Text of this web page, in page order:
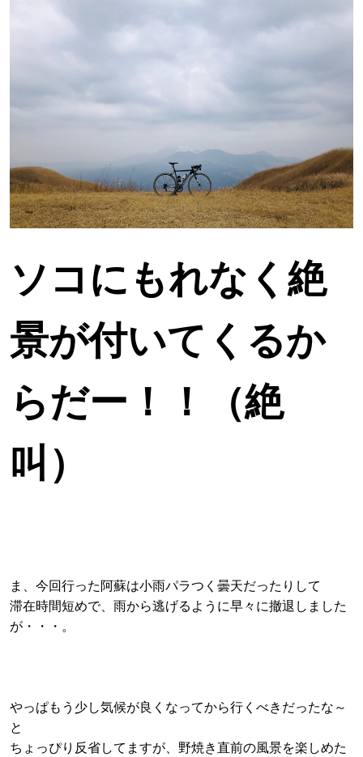
ソコにもれなく絶
景が付いてくるか
らだー！！（絶
叫）
ま、今回行った阿蘇は小雨パラつく曇天だったりして
滞在時間短めで、雨から逃げるように早々に撤退しました
が・・・。
やっぱもう少し気候が良くなってから行くべきだったな～
と
ちょっぴり反省してますが、野焼き直前の風景を楽しめた